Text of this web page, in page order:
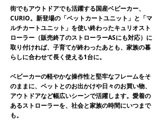
街でもアウトドアでも活躍する国産ベビーカー、
CURIO。 新登場の「ペットカートユニット」と「マ
ルチカートユニット」を使い終わったキュリオスト
ローラー（販売終了のストローラーASにも対応）に
取り付ければ、子育てが終わったあとも、家族の暮
らしに合わせて長く使える1台に。
ベビーカーの軽やかな操作性と堅牢なフレームをそ
のままに、ペットとのお出かけや日々のお買い物、
アウトドアなど幅広いシーンで活躍します。 愛着の
あるストローラーを、社会と家族の時間にいつまで
も。